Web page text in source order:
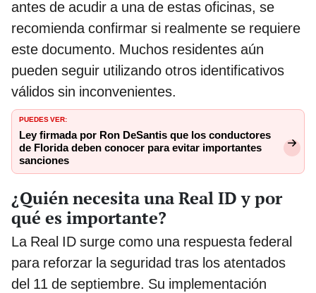
antes de acudir a una de estas oficinas, se
recomienda confirmar si realmente se requiere
este documento. Muchos residentes aún
pueden seguir utilizando otros identificativos
válidos sin inconvenientes.
PUEDES VER:
Ley firmada por Ron DeSantis que los conductores
de Florida deben conocer para evitar importantes
sanciones
¿Quién necesita una Real ID y por
qué es importante?
La Real ID surge como una respuesta federal
para reforzar la seguridad tras los atentados
del 11 de septiembre. Su implementación